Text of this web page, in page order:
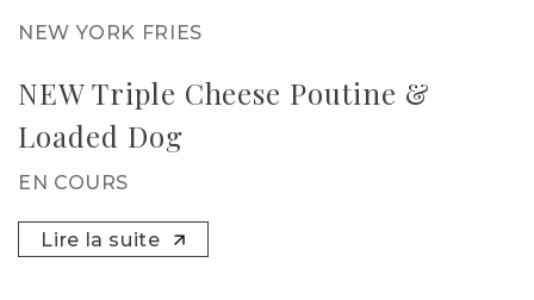
NEW YORK FRIES
NEW Triple Cheese Poutine &
Loaded Dog
EN COURS
Lire la suite